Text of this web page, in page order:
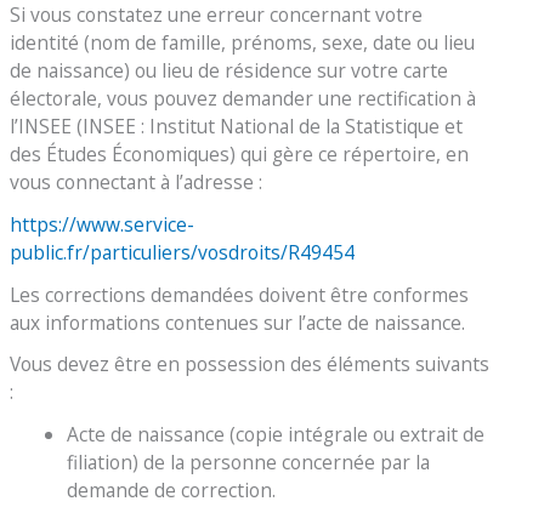
Si vous constatez une erreur concernant votre
identité (nom de famille, prénoms, sexe, date ou lieu
de naissance) ou lieu de résidence sur votre carte
électorale, vous pouvez demander une rectification à
l’INSEE (INSEE : Institut National de la Statistique et
des Études Économiques) qui gère ce répertoire, en
vous connectant à l’adresse :
https://www.service-
public.fr/particuliers/vosdroits/R49454
Les corrections demandées doivent être conformes
aux informations contenues sur l’acte de naissance.
Vous devez être en possession des éléments suivants
:
Acte de naissance (copie intégrale ou extrait de
filiation) de la personne concernée par la
demande de correction.